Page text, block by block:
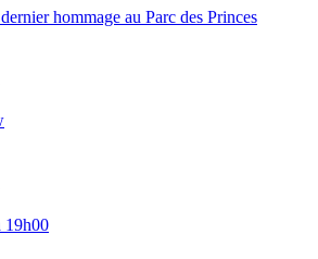
hommage au Parc des Princes
19h00